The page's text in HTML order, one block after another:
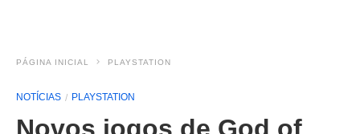
PÁGINA INICIAL PLAYSTATION
NOTÍCIAS PLAYSTATION